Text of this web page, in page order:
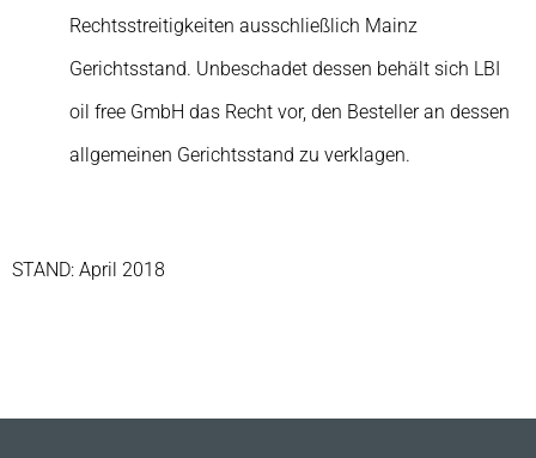
Rechtsstreitigkeiten ausschließlich Mainz
Gerichtsstand. Unbeschadet dessen behält sich LBI
oil free GmbH das Recht vor, den Besteller an dessen
allgemeinen Gerichtsstand zu verklagen.
STAND: April 2018